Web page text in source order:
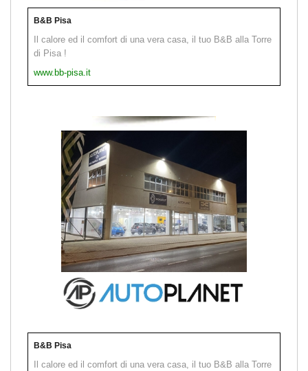
B&B Pisa
Il calore ed il comfort di una vera casa, il tuo B&B alla Torre
di Pisa !
www.bb-pisa.it
B&B Pisa
Il calore ed il comfort di una vera casa, il tuo B&B alla Torre